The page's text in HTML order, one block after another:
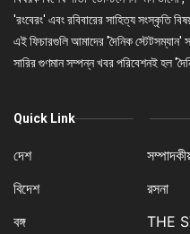
'রংবেরং' এবং রবিবারের সাহিত্য সংস্কৃতি
এই ফিচারগুলি আমাদের 'দৈনিক
সারির গুণমান সম্পন্ন খবর পরিবেশনই হল
Quick Link
দেশ
বিদেশ
বঙ্গ
রসনা
THE